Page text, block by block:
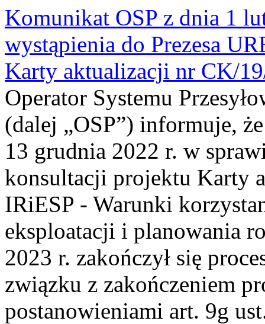
Komunikat OSP z dnia 1
wystąpienia do Prezesa
Karty aktualizacji nr CK/
Operator Systemu
(dalej „OSP”) informuje,
13 grudnia 2022 r. w
konsultacji projektu Karty
IRiESP - Warunki
eksploatacji i planowania
2023 r. zakończył się
związku z zakończeniem
postanowieniami art. 9g